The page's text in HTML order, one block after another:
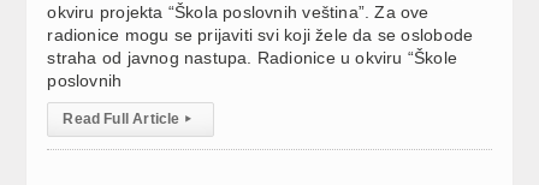
okviru projekta “Škola poslovnih veština”. Za ove
radionice mogu se prijaviti svi koji žele da se oslobode
straha od javnog nastupa. Radionice u okviru “Škole
poslovnih
Read Full Article ▸